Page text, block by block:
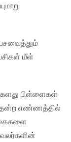
மீள்
பிள்ளைகள்
எண்ணத்தில்